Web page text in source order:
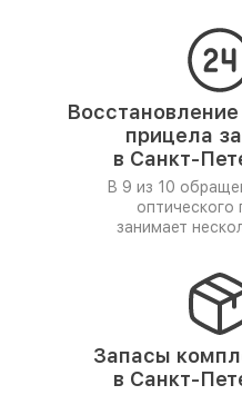
прицела
в Санкт-
В 9 из 10
оптического
занимает
Запасы
в Санкт-